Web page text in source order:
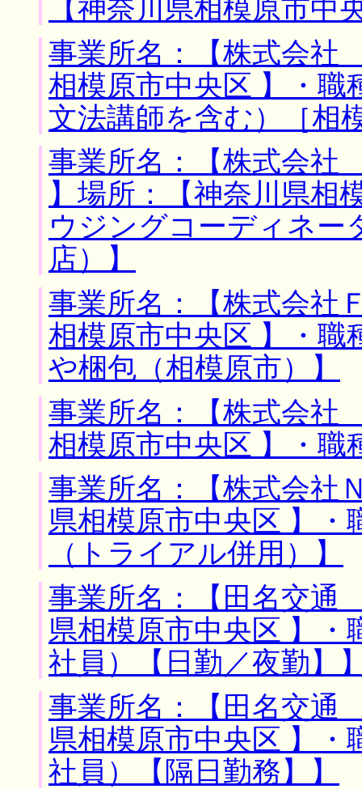
【神奈川県相模原市中
事業所名：【株式会社
相模原市中央区 】・職
文法講師を含む）［相
事業所名：【株式会
】場所：【神奈川県相
ウジングコーディネー
店）】
事業所名：【株式会社
相模原市中央区 】・
や梱包（相模原市）】
事業所名：【株式会社
相模原市中央区 】・職
事業所名：【株式会社
県相模原市中央区 】・
（トライアル併用）】
事業所名：【田名交通
県相模原市中央区 】
社員）【日勤／夜勤】
事業所名：【田名交通
県相模原市中央区 】
社員）【隔日勤務】】